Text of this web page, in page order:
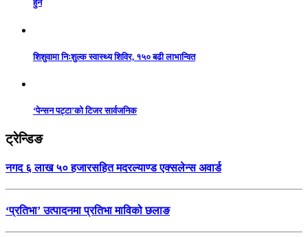
हुने
शिशुवामा निःशुल्क स्वास्थ्य शिविर, १५० बढी लाभान्वित
‘पेन्सन पट्टा’को टिजर सार्वजनिक
ट्रेन्डिङ
नगद ६ लाख ५० हजारसहित मदरल्याण्ड एक्सलेन्स अवार्ड
‘प्रतिभा’ उत्पादनमा प्रतिभा माविको छलाङ